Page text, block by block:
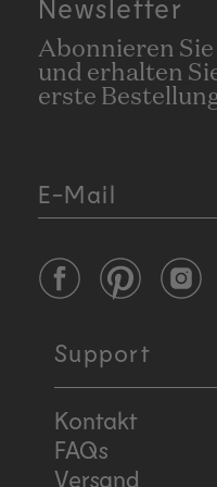
Newsletter
Abonnieren
und erhalten
erste
E-Mail
FacebookPinterest
Support
Kontakt
FAQs
Versand